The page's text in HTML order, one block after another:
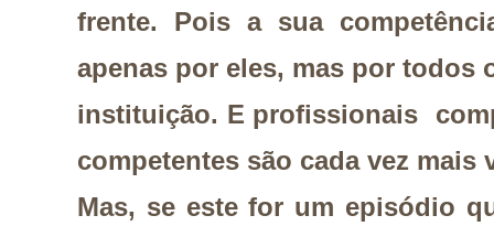
frente. Pois a sua
apenas por eles, mas por todos
instituição. E profissionais
competentes são cada vez mais
Mas, se este for um episódio